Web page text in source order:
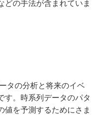
どの手法が含まれていま
タの分析と将来のイベ
す。時系列データのパタ
値を予測するためにさま